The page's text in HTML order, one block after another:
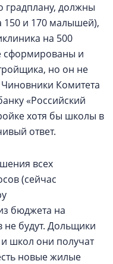
градплану, должны
150 и 170 малышей),
на 500
сформированы и
но он не
Чиновники Комитета
«Российский
хотя бы школы в
ответ.
всех
(сейчас
бюджета на
не будут. Дольщики
школ они получат
новые жилые